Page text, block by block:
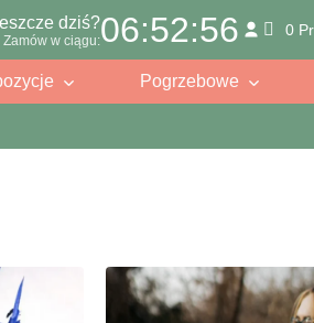
dziś?
Zamów w ciągu:06:52:54 0
Pogrzebowe